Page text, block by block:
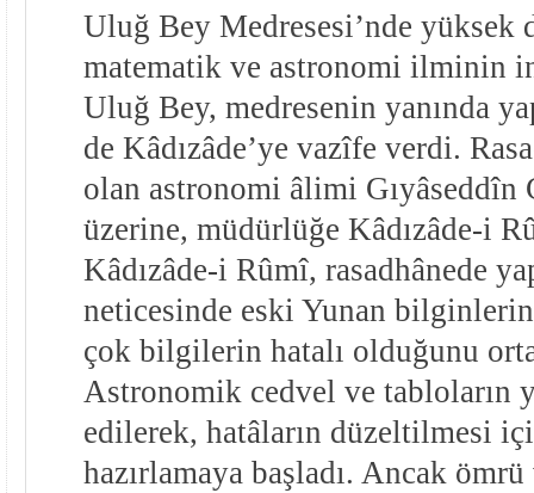
Uluğ Bey Medresesi’nde
matematik ve astronomi ilminin
Uluğ Bey, medresenin yanında
de Kâdızâde’ye vazîfe verdi.
olan astronomi âlimi Gıyâseddîn
üzerine, müdürlüğe Kâdızâde-i
Kâdızâde-i Rûmî, rasadhânede
neticesinde eski Yunan
çok bilgilerin hatalı olduğunu
Astronomik cedvel ve tabloların
edilerek, hatâların düzeltilmesi
hazırlamaya başladı. Ancak